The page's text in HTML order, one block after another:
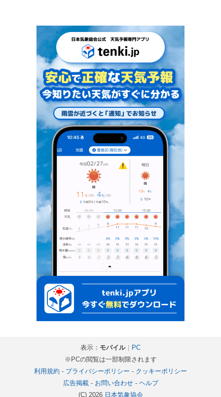
表示： モバイル｜ PC
※PCの閲覧は一部制限されます
利用規約 - プライバシーポリシー - クッキーポリシー
広告掲載- お問い合わせ- ヘルプ
(C) 2026 日本気象協会